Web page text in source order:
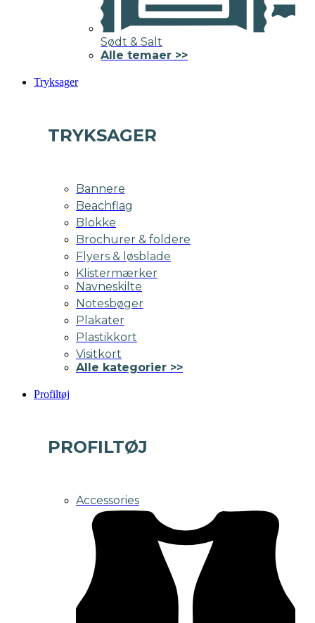
Sødt & Salt
Alle temaer >>
Tryksager
TRYKSAGER
Bannere
Beachflag
Blokke
Brochurer & foldere
Flyers & løsblade
Klistermærker
Navneskilte
Notesbøger
Plakater
Plastikkort
Visitkort
Alle kategorier >>
Profiltøj
PROFILTØJ
Accessories